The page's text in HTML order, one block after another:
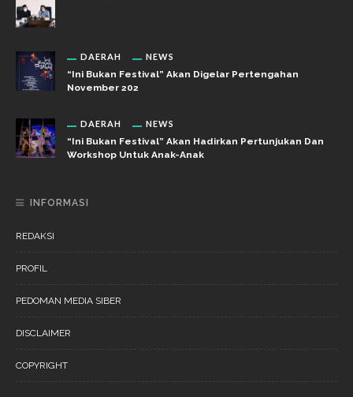
DAERAH NEWS
“Ini Bukan Festival” Akan Digelar Pertengahan
November 202
DAERAH NEWS
“Ini Bukan Festival” Akan Hadirkan Pertunjukan Dan
Workshop Untuk Anak-Anak
INFORMASI
REDAKSI
PROFIL
PEDOMAN MEDIA SIBER
DISCLAIMER
COPYRIGHT